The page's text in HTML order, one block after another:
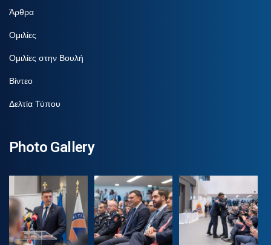
Άρθρα
Ομιλίες
Ομιλίες στην Βουλή
Βίντεο
Δελτία Τύπου
Photo Gallery